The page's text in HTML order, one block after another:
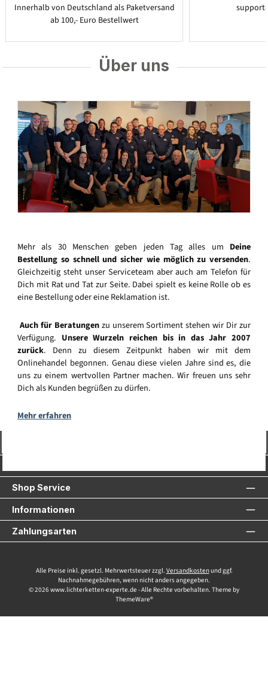
Innerhalb von Deutschland als Paketversand
ab 100,- Euro Bestellwert
Über uns
Mehr als 30 Menschen geben jeden Tag alles um Deine
Bestellung so schnell und sicher wie möglich zu versenden.
Gleichzeitig steht unser Serviceteam aber auch am Telefon für
Dich mit Rat und Tat zur Seite. Dabei spielt es keine Rolle ob es
eine Bestellung oder eine Reklamation ist.
Auch für Beratungenzu unserem Sortiment stehen wir Dir zur
Verfügung. Unsere Wurzeln reichen bis in das Jahr 2007
zurück. Denn zu diesem Zeitpunkt haben wir mit dem
Onlinehandel begonnen. Genau diese vielen Jahre sind es, die
uns zu einem wertvollen Partner machen. Wir freuen uns sehr
Dich als Kunden begrüßen zu dürfen.
Mehr erfahren
Shop Service
Informationen
Zahlungsarten
Alle Preise inkl. gesetzl. Mehrwertsteuer zzgl. Versandkostenund ggf.
Nachnahmegebühren, wenn nicht anders angegeben.
© 2026 www.lichterketten-experte.de - Alle Rechte vorbehalten. Theme by
ThemeWare®